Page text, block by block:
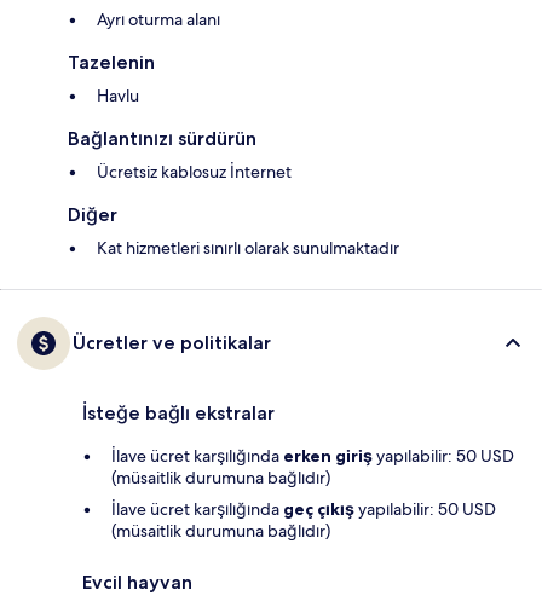
Ayrı oturma alanı
Tazelenin
Havlu
Bağlantınızı sürdürün
Ücretsiz kablosuz İnternet
Diğer
Kat hizmetleri sınırlı olarak sunulmaktadır
Ücretler ve politikalar
İsteğe bağlı ekstralar
İlave ücret karşılığında erken girişyapılabilir: 50 USD
(müsaitlik durumuna bağlıdır)
İlave ücret karşılığında geç çıkışyapılabilir: 50 USD
(müsaitlik durumuna bağlıdır)
Evcil hayvan